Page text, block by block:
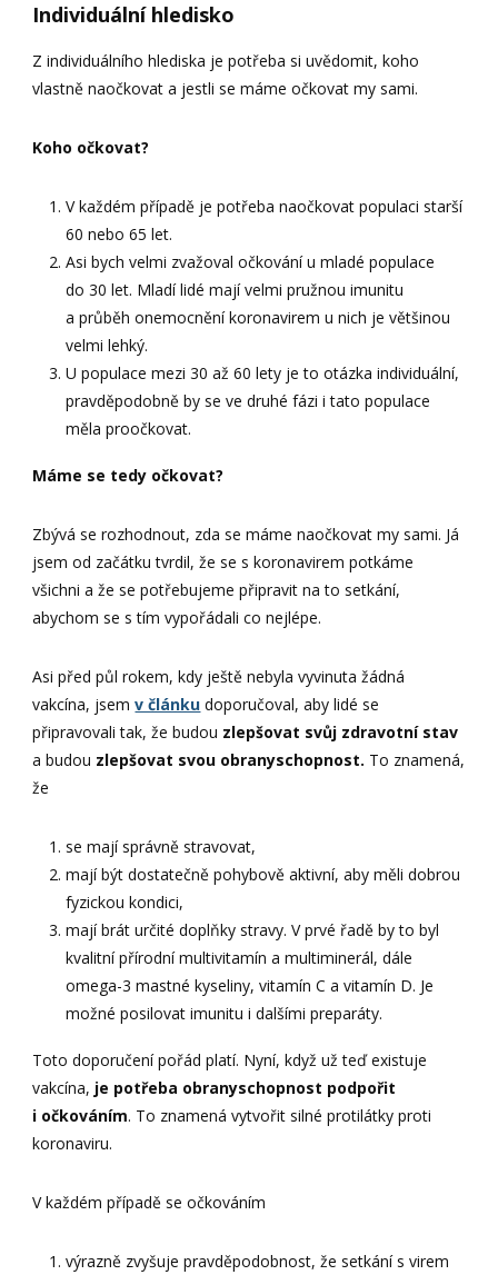
Individuální hledisko
Z individuálního hlediska je potřeba si uvědomit, koho
vlastně naočkovat a jestli se máme očkovat my sami.
Koho očkovat?
V každém případě je potřeba naočkovat populaci starší
60 nebo 65 let.
Asi bych velmi zvažoval očkování u mladé populace
do 30 let. Mladí lidé mají velmi pružnou imunitu
a průběh onemocnění koronavirem u nich je většinou
velmi lehký.
U populace mezi 30 až 60 lety je to otázka individuální,
pravděpodobně by se ve druhé fázi i tato populace
měla proočkovat.
Máme se tedy očkovat?
Zbývá se rozhodnout, zda se máme naočkovat my sami. Já
jsem od začátku tvrdil, že se s koronavirem potkáme
všichni a že se potřebujeme připravit na to setkání,
abychom se s tím vypořádali co nejlépe.
Asi před půl rokem, kdy ještě nebyla vyvinuta žádná
vakcína, jsemv článku doporučoval, aby lidé se
připravovali tak, že budou zlepšovat svůj zdravotní stav
a budou zlepšovat svou obranyschopnost. To znamená,
že
se mají správně stravovat,
mají být dostatečně pohybově aktivní, aby měli dobrou
fyzickou kondici,
mají brát určité doplňky stravy. V prvé řadě by to byl
kvalitní přírodní multivitamín a multiminerál, dále
omega-3 mastné kyseliny, vitamín C a vitamín D. Je
možné posilovat imunitu i dalšími preparáty.
Toto doporučení pořád platí. Nyní, když už teď existuje
vakcína, je potřeba obranyschopnost podpořit
i očkováním. To znamená vytvořit silné protilátky proti
koronaviru.
V každém případě se očkováním
výrazně zvyšuje pravděpodobnost, že setkání s virem